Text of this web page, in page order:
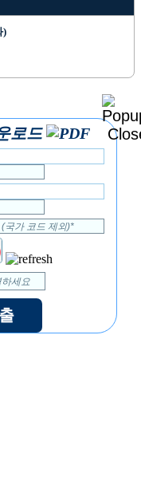
)
로드